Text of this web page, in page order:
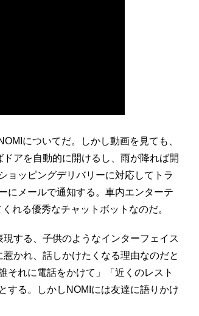
についてだ。しかし動画を見ても、
アを自動的に開けるし、雨が降れば開
ョッピングデリバリーに対応してトラ
にメールで通知する。車内エンターテ
れる優秀なチャットボットなのだ。
する、子供のようなインターフェイス
かれ、話しかけたくなる理由なのだと
それに電話をかけて」「近くのレスト
する。しかしNOMIには友達に語りかけ